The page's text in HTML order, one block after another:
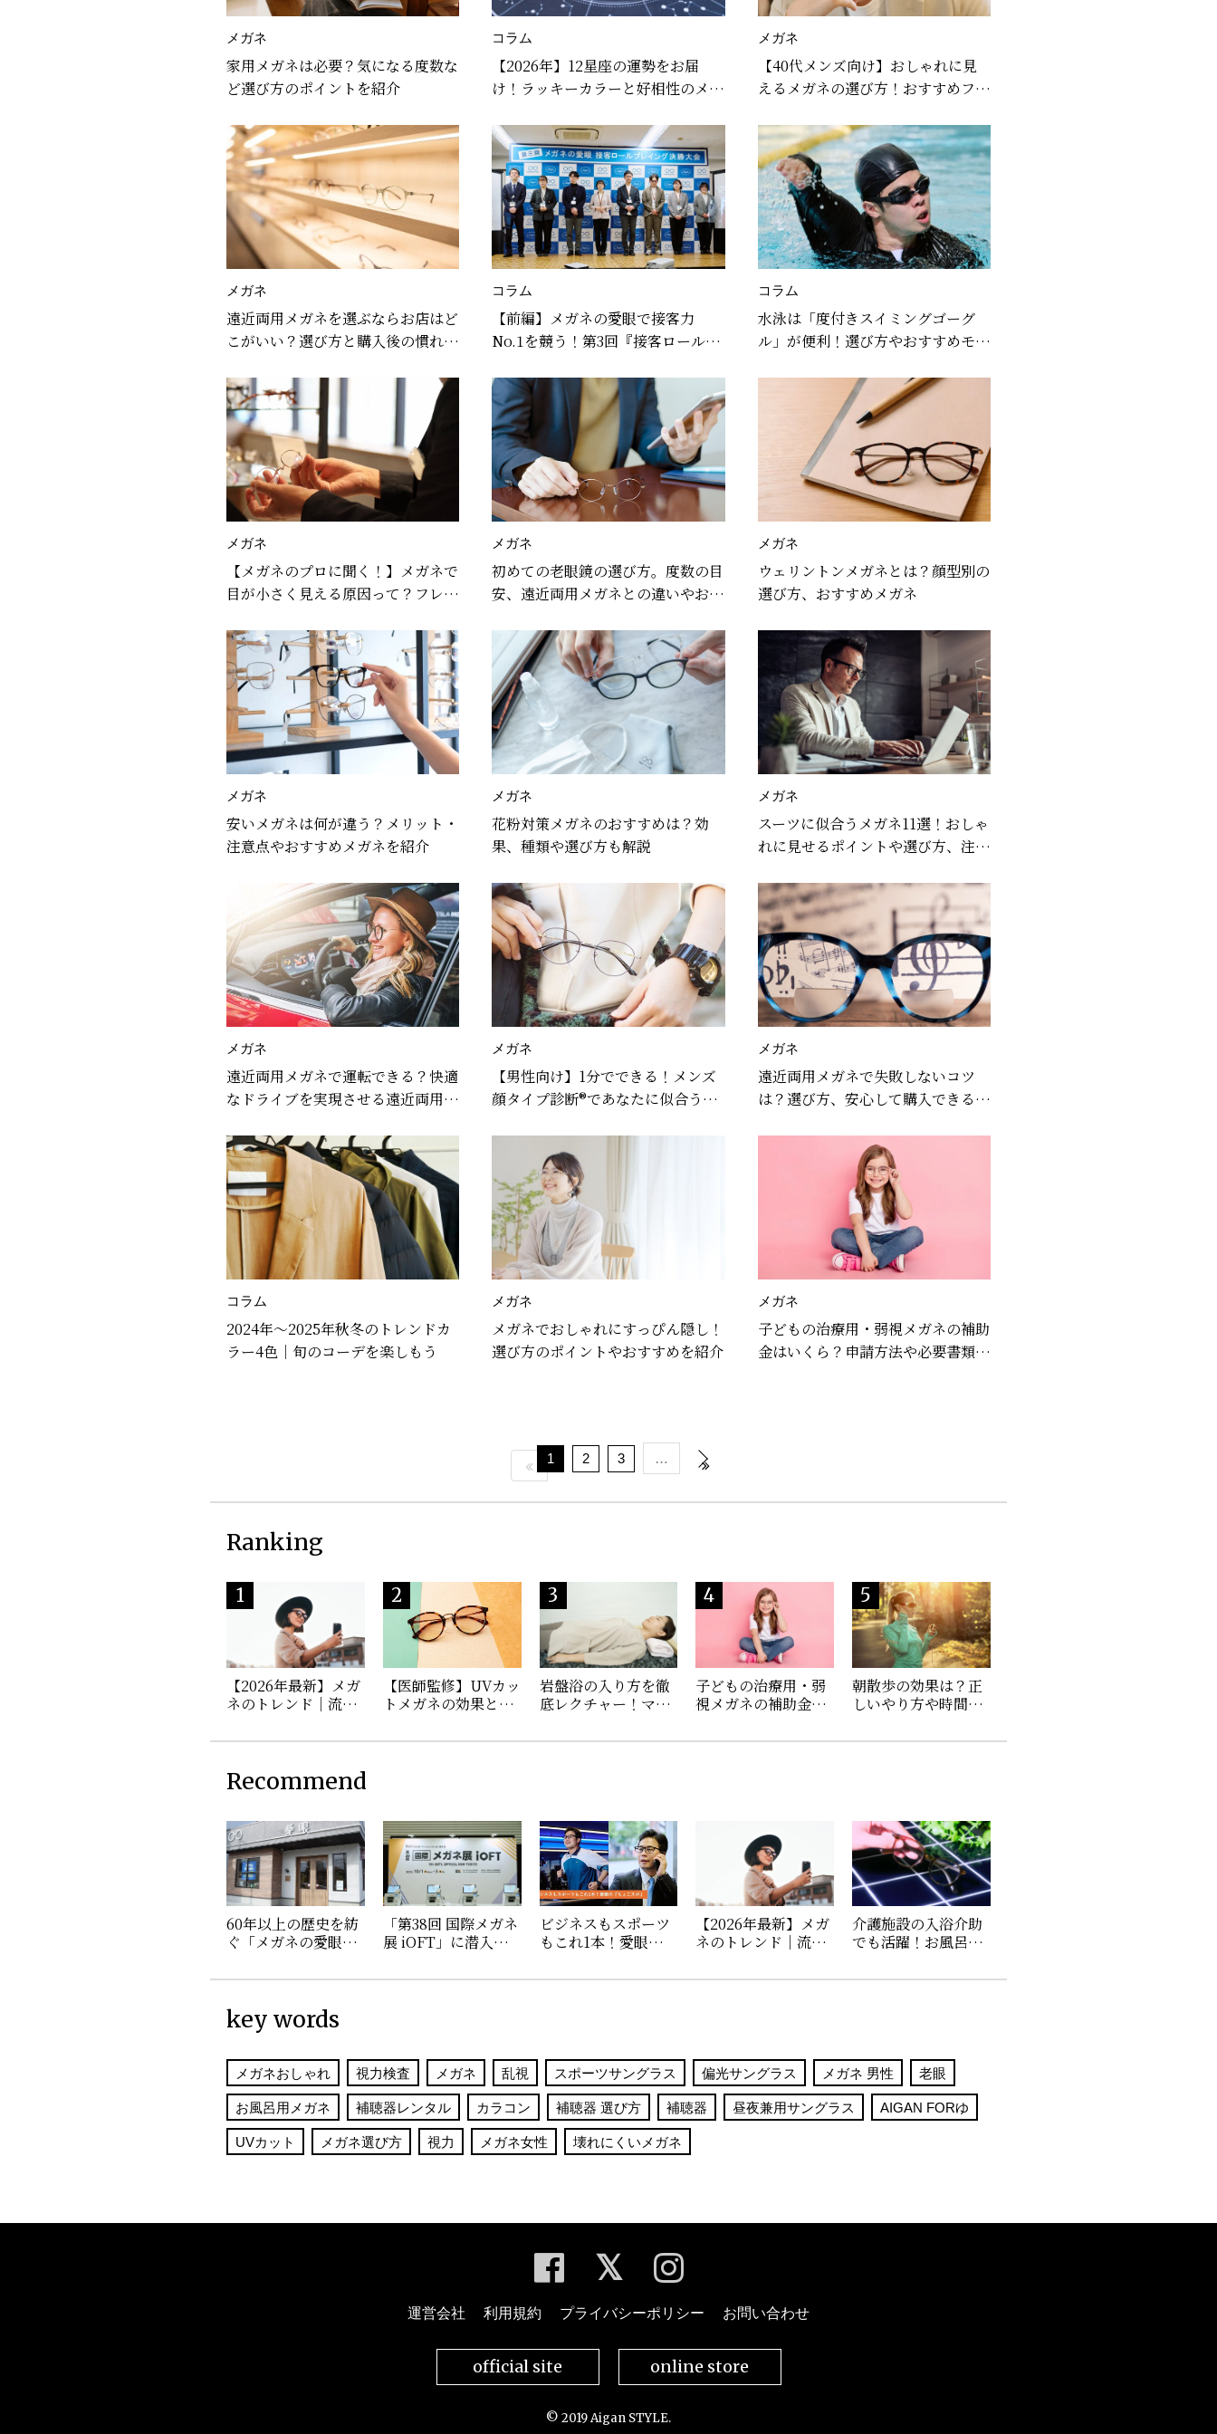
メガネ
家用メガネは必要？気になる度数な
ど選び方のポイントを紹介
コラム
【2026年】12星座の運勢をお届
け！ラッキーカラーと好相性のメガ
メガネ
【40代メンズ向け】おしゃれに見
えるメガネの選び方！おすすめフレ
メガネ
遠近両用メガネを選ぶならお店はど
こがいい？選び方と購入後の慣れ方
コラム
【前編】メガネの愛眼で接客力
No.1を競う！第3回『接客ロールプ
コラム
水泳は「度付きスイミングゴーグ
ル」が便利！選び方やおすすめモデ
メガネ
【メガネのプロに聞く！】メガネで
目が小さく見える原因って？フレー
た！
メガネ
初めての老眼鏡の選び方。度数の目
安、遠近両用メガネとの違いやおす
メガネ
ウェリントンメガネとは？顔型別の
選び方、おすすめメガネ
メガネ
安いメガネは何が違う？メリット・
注意点やおすすめメガネを紹介
メガネ
花粉対策メガネのおすすめは？効
果、種類や選び方も解説
メガネ
スーツに似合うメガネ11選！おしゃ
れに見せるポイントや選び方、注意
メガネ
遠近両用メガネで運転できる？快適
なドライブを実現させる遠近両用メ
メガネ
【男性向け】1分でできる！メンズ
顔タイプ診断®であなたに似合うメ
メガネ
遠近両用メガネで失敗しないコツ
は？選び方、安心して購入できるお
コラム
2024年～2025年秋冬のトレンドカ
ラー4色｜旬のコーデを楽しもう
メガネ
メガネでおしゃれにすっぴん隠し！
選び方のポイントやおすすめを紹介
メガネ
子どもの治療用・弱視メガネの補助
金はいくら？申請方法や必要書類を
1 2 3 …
Ranking
【2026年最新】メガ
ネのトレンド｜流行
の選び方
【医師監修】UVカッ
トメガネの効果と選
を守ろう
岩盤浴の入り方を徹
底レクチャー！マナ
ると便利なグッズを
子どもの治療用・弱
視メガネの補助金は
必要書類を解説
朝散歩の効果は？正
しいやり方や時間、
ングラスを紹介
Recommend
60年以上の歴史を紡
ぐ「メガネの愛眼1号
入！
「第38回 国際メガネ
展 iOFT」に潜入！
2026年のメガネの注
ビジネスもスポーツ
もこれ1本！愛眼の
力をご紹介♪
【2026年最新】メガ
ネのトレンド｜流行
の選び方
介護施設の入浴介助
でも活躍！お風呂・
「AIGAN FORゆⅡ」
key words
メガネおしゃれ 視力検査 メガネ 乱視 スポーツサングラス 偏光サングラス メガネ 男性 老眼
お風呂用メガネ 補聴器レンタル カラコン 補聴器 選び方 補聴器 昼夜兼用サングラス AIGAN FORゆ
UVカット メガネ選び方 視力 メガネ女性 壊れにくいメガネ
運営会社 利用規約 プライバシーポリシー お問い合わせ
official site online store
© 2019 Aigan STYLE.